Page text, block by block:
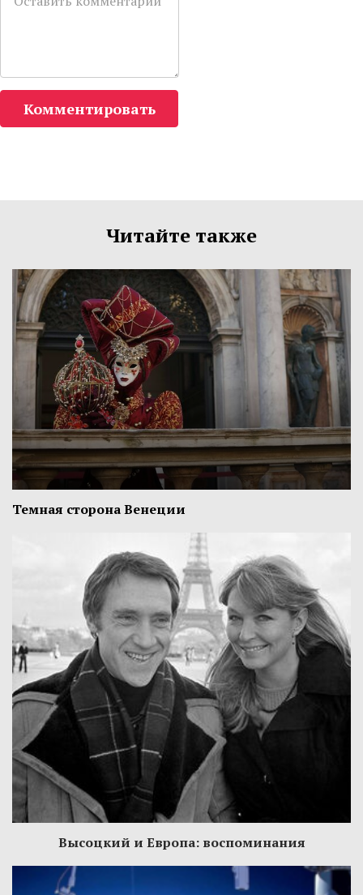
Комментировать
Читайте также
Темная сторона Венеции
Высоцкий и Европа: воспоминания